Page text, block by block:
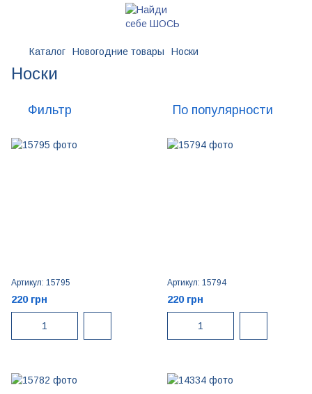
Каталог Новогодние товары Носки
Носки
Фильтр По популярности
Артикул: 15795
220 грн
Артикул: 15794
220 грн